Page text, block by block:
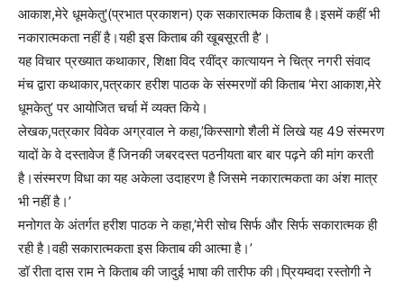
आकाश,मेरे धूमकेतु'(प्रभात प्रकाशन) एक सकारात्मक किताब है।इसमें कहीं भी
नकारात्मकता नहीं है।यही इस किताब की खूबसूरती है’।
यह विचार प्रख्यात कथाकार, शिक्षा विद रवींद्र कात्यायन ने चित्र नगरी संवाद
मंच द्वारा कथाकार,पत्रकार हरीश पाठक के संस्मरणों की किताब ‘मेरा आकाश,मेरे
धूमकेतु’ पर आयोजित चर्चा में व्यक्त किये।
लेखक,पत्रकार विवेक अग्रवाल ने कहा,’किस्सागो शैली में लिखे यह 49 संस्मरण
यादों के वे दस्तावेज हैं जिनकी जबरदस्त पठनीयता बार बार पढ़ने की मांग करती
है।संस्मरण विधा का यह अकेला उदाहरण है जिसमे नकारात्मकता का अंश मात्र
भी नहीं है।’
मनोगत के अंतर्गत हरीश पाठक ने कहा,’मेरी सोच सिर्फ और सिर्फ सकारात्मक ही
रही है।वही सकारात्मकता इस किताब की आत्मा है।’
डॉ रीता दास राम ने किताब की जादुई भाषा की तारीफ की।प्रियम्वदा रस्तोगी ने